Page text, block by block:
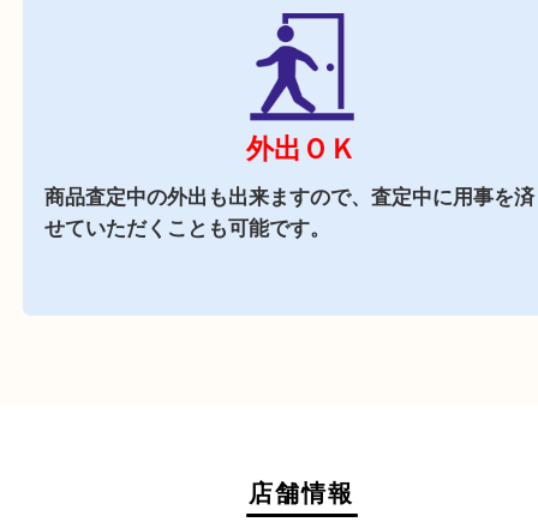
近隣でお買い物
周辺には市役所を始め飲食店やスーパーがござい
週末も営業中